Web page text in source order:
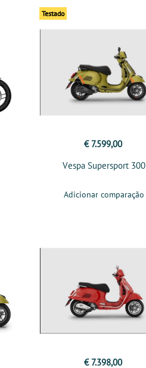
Testado
€ 7.599,00
Vespa Supersport 300
Adicionar comparação
€ 7.398,00